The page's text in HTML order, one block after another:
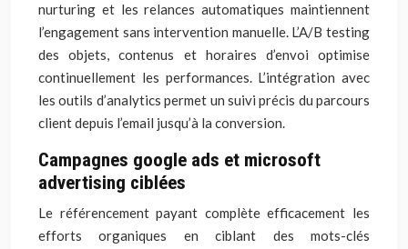
nurturing et les relances automatiques maintiennent
l’engagement sans intervention manuelle. L’A/B testing
des objets, contenus et horaires d’envoi optimise
continuellement les performances. L’intégration avec
les outils d’analytics permet un suivi précis du parcours
client depuis l’email jusqu’à la conversion.
Campagnes google ads et microsoft
advertising ciblées
Le référencement payant complète efficacement les
efforts organiques en ciblant des mots-clés